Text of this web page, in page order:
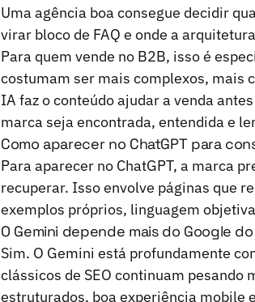
Uma agência boa consegue decidir
virar bloco de FAQ e onde a
Para quem vende no B2B, isso é
costumam ser mais complexos, mais
IA faz o conteúdo ajudar a venda
marca seja encontrada, entendida e
Como aparecer no ChatGPT para
Para aparecer no ChatGPT, a marca
recuperar. Isso envolve páginas que
exemplos próprios, linguagem
O Gemini depende mais do Google
Sim. O Gemini está profundamente
clássicos de SEO continuam
estruturados, boa experiência mobile